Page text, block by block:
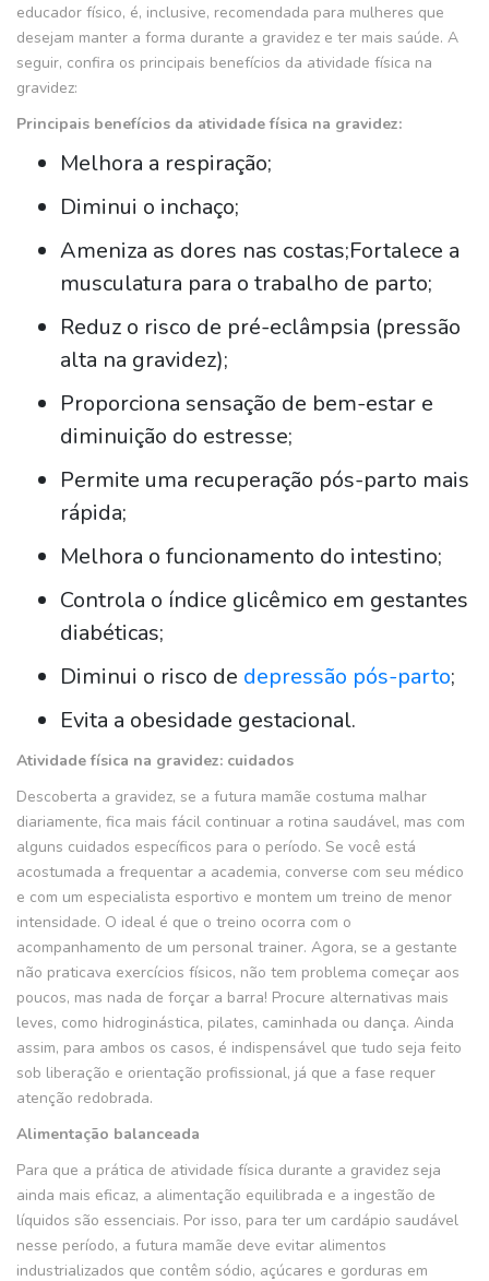
educador físico, é, inclusive, recomendada para mulheres que
desejam manter a forma durante a gravidez e ter mais saúde. A
seguir, confira os principais benefícios da atividade física na
gravidez:
Principais benefícios da atividade física na gravidez:
Melhora a respiração;
Diminui o inchaço;
Ameniza as dores nas costas;Fortalece a
musculatura para o trabalho de parto;
Reduz o risco de pré-eclâmpsia (pressão
alta na gravidez);
Proporciona sensação de bem-estar e
diminuição do estresse;
Permite uma recuperação pós-parto mais
rápida;
Melhora o funcionamento do intestino;
Controla o índice glicêmico em gestantes
diabéticas;
Diminui o risco de depressão pós-parto;
Evita a obesidade gestacional.
Atividade física na gravidez: cuidados
Descoberta a gravidez, se a futura mamãe costuma malhar
diariamente, fica mais fácil continuar a rotina saudável, mas com
alguns cuidados específicos para o período. Se você está
acostumada a frequentar a academia, converse com seu médico
e com um especialista esportivo e montem um treino de menor
intensidade. O ideal é que o treino ocorra com o
acompanhamento de um personal trainer. Agora, se a gestante
não praticava exercícios físicos, não tem problema começar aos
poucos, mas nada de forçar a barra! Procure alternativas mais
leves, como hidroginástica, pilates, caminhada ou dança. Ainda
assim, para ambos os casos, é indispensável que tudo seja feito
sob liberação e orientação profissional, já que a fase requer
atenção redobrada.
Alimentação balanceada
Para que a prática de atividade física durante a gravidez seja
ainda mais eficaz, a alimentação equilibrada e a ingestão de
líquidos são essenciais. Por isso, para ter um cardápio saudável
nesse período, a futura mamãe deve evitar alimentos
industrializados que contêm sódio, açúcares e gorduras em